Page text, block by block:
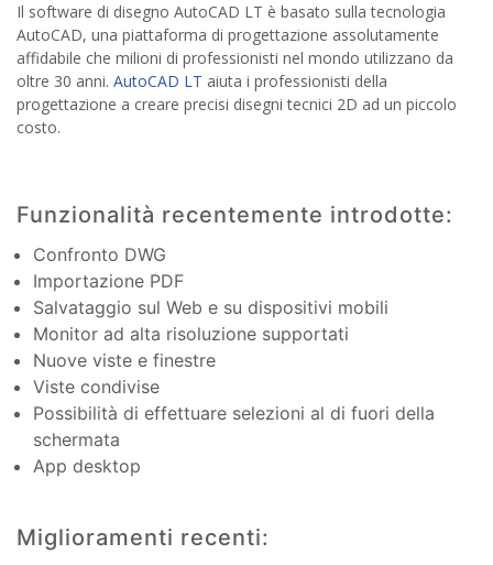
Il software di disegno AutoCAD LT è basato sulla tecnologia
AutoCAD, una piattaforma di progettazione assolutamente
affidabile che milioni di professionisti nel mondo utilizzano da
oltre 30 anni. AutoCAD LT aiuta i professionisti della
progettazione a creare precisi disegni tecnici 2D ad un piccolo
costo.
Funzionalità recentemente introdotte:
Confronto DWG
Importazione PDF
Salvataggio sul Web e su dispositivi mobili
Monitor ad alta risoluzione supportati
Nuove viste e finestre
Viste condivise
Possibilità di effettuare selezioni al di fuori della
schermata
App desktop
Miglioramenti recenti: